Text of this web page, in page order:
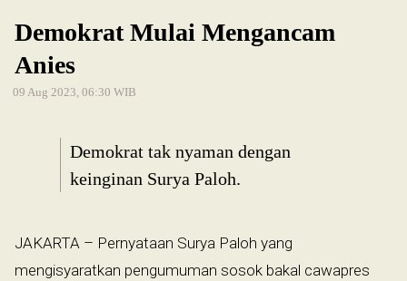
Demokrat Mulai Mengancam
Anies
09 Aug 2023, 06:30 WIB
Demokrat tak nyaman dengan
keinginan Surya Paloh.
JAKARTA – Pernyataan Surya Paloh yang
mengisyaratkan pengumuman sosok bakal cawapres